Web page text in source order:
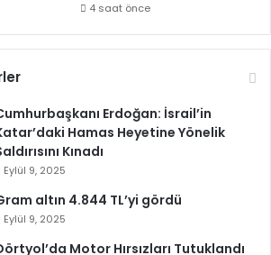
4 saat önce
Erdoğan: İsrail’in
Hamas Heyetine Yönelik
Kınadı
Eylül 9, 2025
altın 4.844 TL’yi gördü
Eylül 9, 2025
Motor Hırsızları Tutuklandı